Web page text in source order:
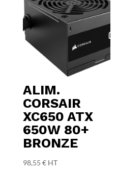
ALIM.
CORSAIR
XC650 ATX
650W 80+
BRONZE
98,55 € HT